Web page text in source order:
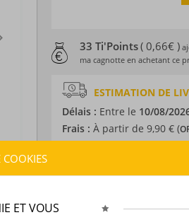
33 Ti'Points( 0,66€ )
ma cagnotte en achetant ce
ESTIMATION DE
Délais : Entre le 10/08/
Frais : À partir de 9,90 € (
CARACTÉRISTIQUES
Provenance :Martinique
ET VOUS